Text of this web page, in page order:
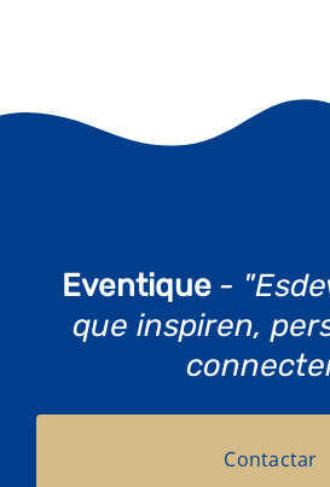
Eventique -
que inspiren,
Contactar